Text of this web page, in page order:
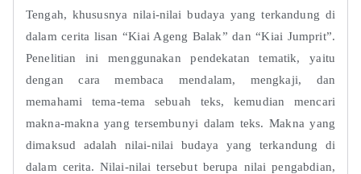
Tengah, khususnya nilai-nilai budaya yang terkandung di
dalam cerita lisan “Kiai Ageng Balak” dan “Kiai Jumprit”.
Penelitian ini menggunakan pendekatan tematik, yaitu
dengan cara membaca mendalam, mengkaji, dan
memahami tema-tema sebuah teks, kemudian mencari
makna-makna yang tersembunyi dalam teks. Makna yang
dimaksud adalah nilai-nilai budaya yang terkandung di
dalam cerita. Nilai-nilai tersebut berupa nilai pengabdian,